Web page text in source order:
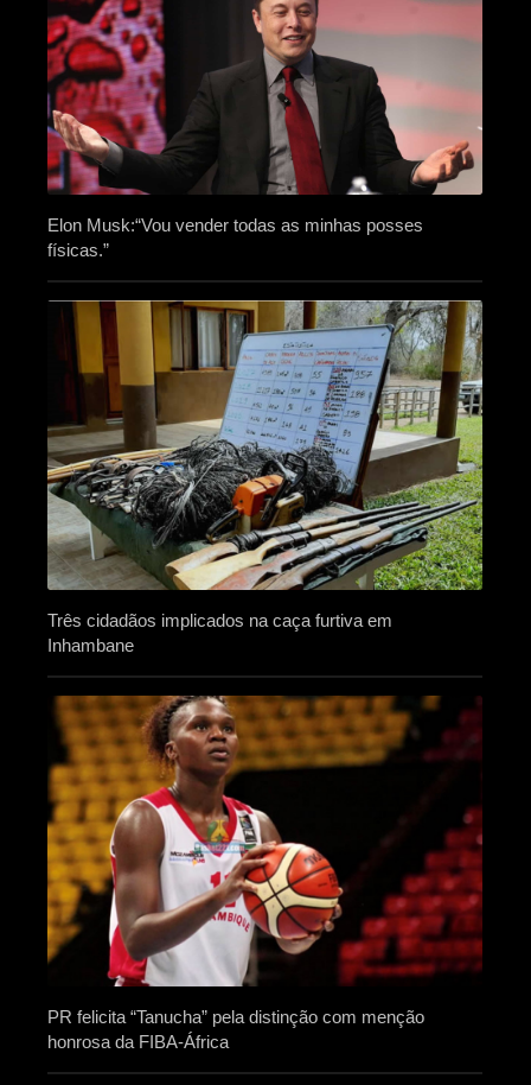
Elon Musk:“Vou vender todas as minhas posses
físicas.”
Três cidadãos implicados na caça furtiva em
Inhambane
PR felicita “Tanucha” pela distinção com menção
honrosa da FIBA-África